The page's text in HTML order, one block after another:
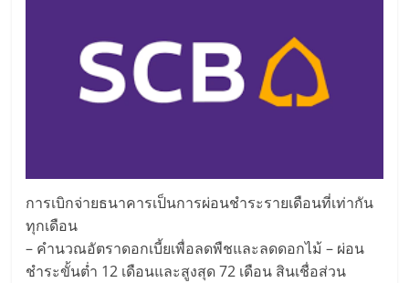
การเบิกจ่ายธนาคารเป็นการผ่อนชำระรายเดือนที่เท่ากัน
ทุกเดือน
– คำนวณอัตราดอกเบี้ยเพื่อลดพืชและลดดอกไม้ – ผ่อน
ชำระขั้นต่ำ 12 เดือนและสูงสุด 72 เดือน สินเชื่อส่วน